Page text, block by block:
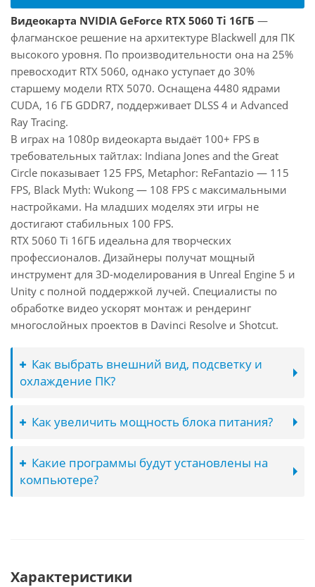
Видеокарта NVIDIA GeForce RTX 5060 Ti 16ГБ —
флагманское решение на архитектуре Blackwell для ПК
высокого уровня. По производительности она на 25%
превосходит RTX 5060, однако уступает до 30%
старшему модели RTX 5070. Оснащена 4480 ядрами
CUDA, 16 ГБ GDDR7, поддерживает DLSS 4 и Advanced
Ray Tracing.
В играх на 1080p видеокарта выдаёт 100+ FPS в
требовательных тайтлах: Indiana Jones and the Great
Circle показывает 125 FPS, Metaphor: ReFantazio — 115
FPS, Black Myth: Wukong — 108 FPS с максимальными
настройками. На младших моделях эти игры не
достигают стабильных 100 FPS.
RTX 5060 Ti 16ГБ идеальна для творческих
профессионалов. Дизайнеры получат мощный
инструмент для 3D-моделирования в Unreal Engine 5 и
Unity с полной поддержкой лучей. Специалисты по
обработке видео ускорят монтаж и рендеринг
многослойных проектов в Davinci Resolve и Shotcut.
Как выбрать внешний вид, подсветку и
охлаждение ПК?
Как увеличить мощность блока питания?
Какие программы будут установлены на
компьютере?
Характеристики